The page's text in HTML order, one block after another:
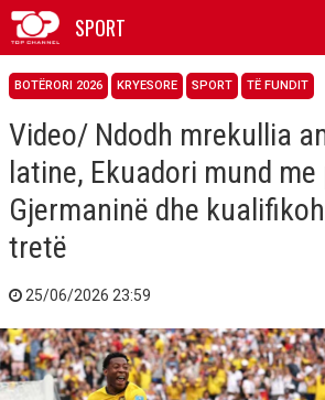
SPORT
BOTËRORI 2026 KRYESORE SPORT TË FUNDIT
Video/ Ndodh mrekullia
latine, Ekuadori mund
Gjermaninë dhe
tretë
25/06/2026 23:59